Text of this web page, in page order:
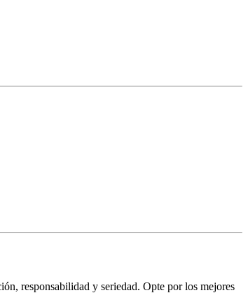
responsabilidad y seriedad. Opte por los mejores